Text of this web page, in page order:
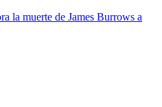
la muerte de James Burrows a